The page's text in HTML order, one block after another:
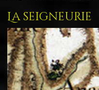
La seigneurie